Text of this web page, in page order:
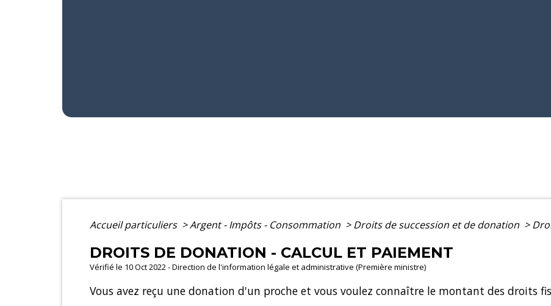
Accueil particuliers >Argent - Impôts - Consommation > Droits de succession et de donation >
DROITS DE DONATION - CALCUL ET PAIEMENT
Vérifié le 10 Oct 2022 - Direction de l'information légale et administrative (Première ministre)
Vous avez reçu une donation d'un proche et vous voulez connaître le montant des droits